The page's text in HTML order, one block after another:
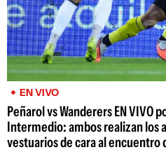
EN VIVO
Peñarol vs Wanderers EN VIVO
Intermedio: ambos realizan los
vestuarios de cara al encuentro